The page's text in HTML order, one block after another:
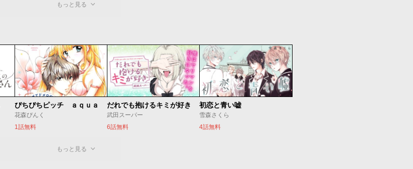
もっと見る
ぴちぴちピッチ ａｑｕａ
花森ぴんく
1話無料
だれでも抱けるキミが好き
武田スーパー
6話無料
初恋と青い嘘
雪森さくら
4話無料
もっと見る